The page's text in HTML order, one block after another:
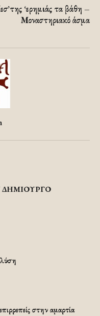
‘ερημιάς τα βάθη –
Μοναστηριακό άσμα
ΔΗΜΙΟΥΡΓΟ
στην αμαρτία